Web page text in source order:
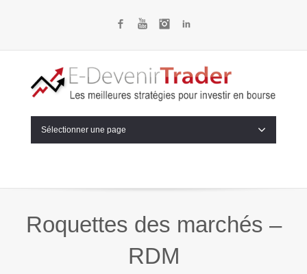
FacebookYouTubeInstagram
Sélectionner une page
Roquettes des marchés –
RDM